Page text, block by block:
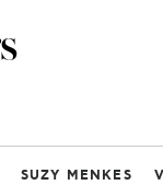
SUZY MENKES